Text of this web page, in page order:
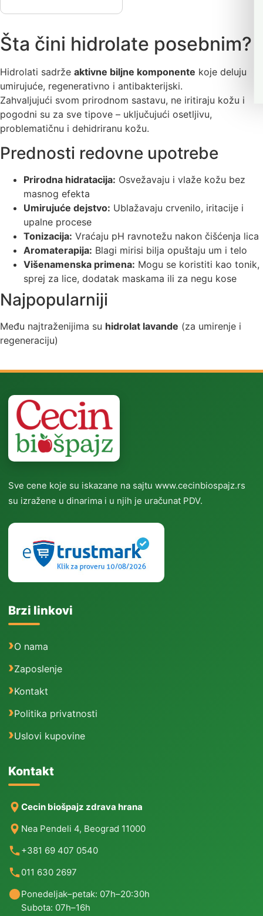
Šta čini hidrolate posebnim?
Hidrolati sadrže aktivne biljne komponente koje deluju
umirujuće, regenerativno i antibakterijski.
Zahvaljujući svom prirodnom sastavu, ne iritiraju kožu i
pogodni su za sve tipove – uključujući osetljivu,
problematičnu i dehidriranu kožu.
Prednosti redovne upotrebe
Prirodna hidratacija: Osvežavaju i vlaže kožu bez
masnog efekta
Umirujuće dejstvo: Ublažavaju crvenilo, iritacije i
upalne procese
Tonizacija: Vraćaju pH ravnotežu nakon čišćenja lica
Aromaterapija: Blagi mirisi bilja opuštaju um i telo
Višenamenska primena: Mogu se koristiti kao tonik,
sprej za lice, dodatak maskama ili za negu kose
Najpopularniji
Među najtraženijima su hidrolat lavande (za umirenje i
regeneraciju)
Sve cene koje su iskazane na sajtu www.cecinbiospajz.rs
su izražene u dinarima i u njih je uračunat PDV.
Brzi linkovi
O nama
Zaposlenje
Kontakt
Politika privatnosti
Uslovi kupovine
Kontakt
Cecin biošpajz zdrava hrana
Nea Pendeli 4, Beograd 11000
+381 69 407 0540
011 630 2697
Ponedeljak–petak: 07h–20:30h
Subota: 07h–16h